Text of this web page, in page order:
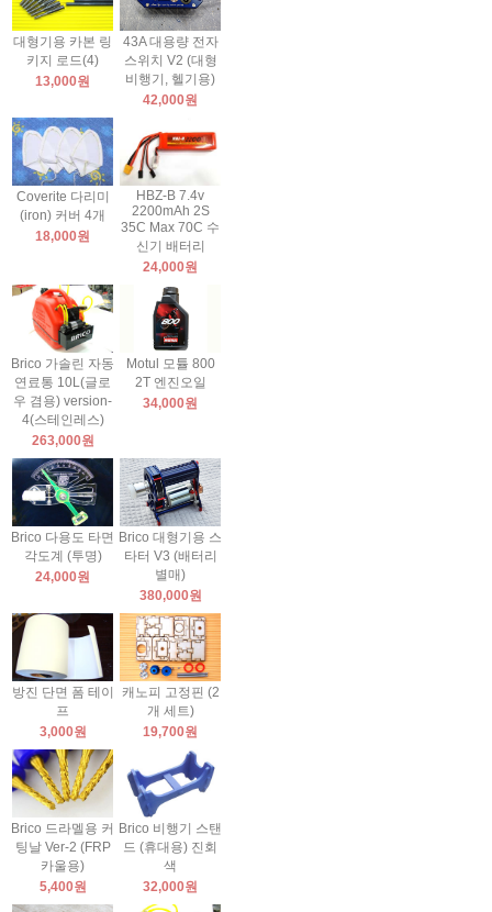
대형기용 카본 링
키지 로드(4)
13,000원
43A 대용량 전자
스위치 V2 (대형
비행기, 헬기용)
42,000원
Coverite 다리미
(iron) 커버 4개
18,000원
HBZ-B 7.4v
2200mAh 2S
35C Max 70C 수
신기 배터리
24,000원
Brico 가솔린 자동
연료통 10L(글로
우 겸용) version-
4(스테인레스)
263,000원
Motul 모튤 800
2T 엔진오일
34,000원
Brico 다용도 타면
각도계 (투명)
24,000원
Brico 대형기용 스
타터 V3 (배터리
별매)
380,000원
방진 단면 폼 테이
프
3,000원
캐노피 고정핀 (2
개 세트)
19,700원
Brico 드라멜용 커
팅날 Ver-2 (FRP
카울용)
5,400원
Brico 비행기 스탠
드 (휴대용) 진회
색
32,000원